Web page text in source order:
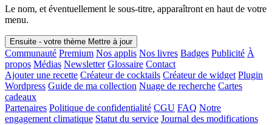
Le nom, et éventuellement le sous-titre, apparaîtront en haut de votre
menu.
Ensuite - votre thème Mettre à jour
Communauté Premium Nos applis Nos livres Badges Publicité À
propos Médias Newsletter Glossaire Contact
Ajouter une recette Créateur de cocktails Créateur de widget Plugin
Wordpress Guide de ma collection Nuage de recherche Cartes
cadeaux
Partenaires Politique de confidentialité CGU FAQ Notre
engagement climatique Statut du service Journal des modifications